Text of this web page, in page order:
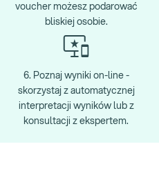
voucher możesz podarować
bliskiej osobie.
6. Poznaj wyniki on-line -
skorzystaj z automatycznej
interpretacji wyników lub z
konsultacji z ekspertem.